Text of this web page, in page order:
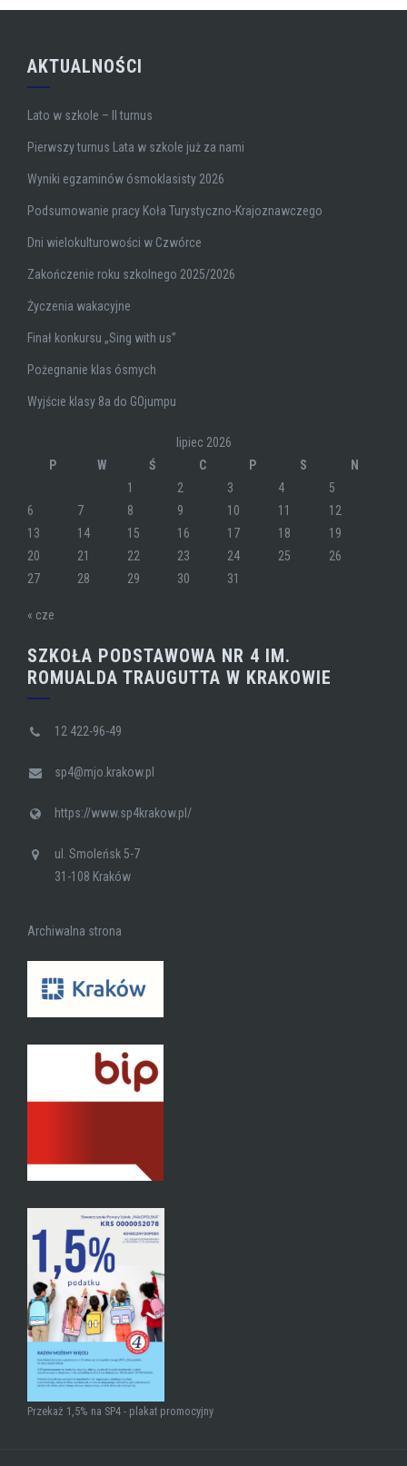
AKTUALNOŚCI
Lato w szkole – II turnus
Pierwszy turnus Lata w szkole już za nami
Wyniki egzaminów ósmoklasisty 2026
Podsumowanie pracy Koła Turystyczno-Krajoznawczego
Dni wielokulturowości w Czwórce
Zakończenie roku szkolnego 2025/2026
Życzenia wakacyjne
Finał konkursu „Sing with us”
Pożegnanie klas ósmych
Wyjście klasy 8a do GOjumpu
lipiec 2026
P
W Ś C P S
N
1
2 3 4
5
6
7 8 9 10 11
12
13
14 15 16 17 18
19
20
21 22 23 24 25
26
27
28 29 30 31
« cze
SZKOŁA PODSTAWOWA NR 4 IM.
ROMUALDA TRAUGUTTA W KRAKOWIE
12 422-96-49
sp4@mjo.krakow.pl
https://www.sp4krakow.pl/
ul. Smoleńsk 5-7
31-108 Kraków
Archiwalna strona
Przekaż 1,5% na SP4 - plakat promocyjny